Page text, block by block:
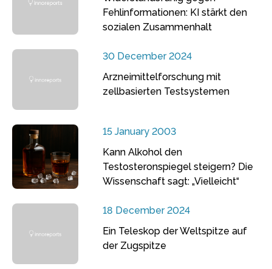
Fehlinformationen: KI stärkt den
sozialen Zusammenhalt
30 December 2024
Arzneimittelforschung mit
zellbasierten Testsystemen
15 January 2003
Kann Alkohol den
Testosteronspiegel steigern? Die
Wissenschaft sagt: „Vielleicht“
18 December 2024
Ein Teleskop der Weltspitze auf
der Zugspitze